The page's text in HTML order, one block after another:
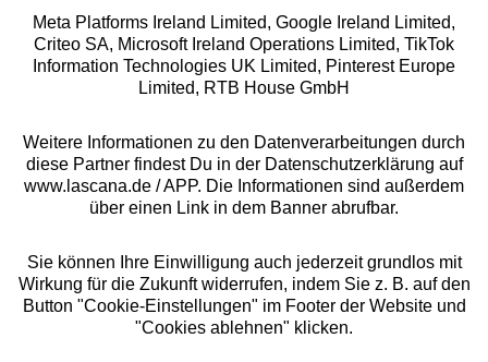
Alle Preise inkl. MwSt., zzgl.
Versandkosten
** Bonität vorausgesetzt, berechtigt zur Bonitätsprüfung
Meta Platforms Ireland Limited, Google Ireland Limited,
Criteo SA, Microsoft Ireland Operations Limited, TikTok
Information Technologies UK Limited, Pinterest Europe
Limited, RTB House GmbH
Weitere Informationen zu den Datenverarbeitungen durch
diese Partner findest Du in der Datenschutzerklärung auf
www.lascana.de / APP. Die Informationen sind außerdem
über einen Link in dem Banner abrufbar.
Sie können Ihre Einwilligung auch jederzeit grundlos mit
Wirkung für die Zukunft widerrufen, indem Sie z. B. auf den
Button "Cookie-Einstellungen" im Footer der Website und
"Cookies ablehnen" klicken.